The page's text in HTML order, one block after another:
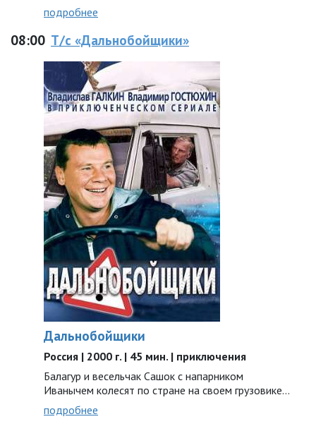
подробнее
08:00 Т/с «Дальнобойщики»
Дальнобойщики
Россия | 2000 г. | 45 мин. | приключения
Балагур и весельчак Сашок с напарником
Иванычем колесят по стране на своем грузовике...
подробнее